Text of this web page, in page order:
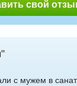
свой
с мужем в